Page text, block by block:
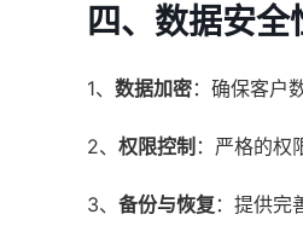
四、数据安全
1、 数据加密：确保客户
2、 权限控制 ：严格的权
3、 备份与恢复 ：提供完